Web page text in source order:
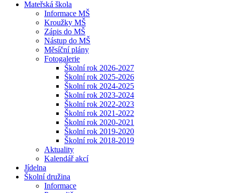
Mateřská škola
Informace MŠ
Kroužky MŠ
Zápis do MŠ
Nástup do MŠ
Měsíční plány
Fotogalerie
Školní rok 2026-2027
Školní rok 2025-2026
Školní rok 2024-2025
Školní rok 2023-2024
Školní rok 2022-2023
Školní rok 2021-2022
Školní rok 2020-2021
Školní rok 2019-2020
Školní rok 2018-2019
Aktuality
Kalendář akcí
Jídelna
Školní družina
Informace